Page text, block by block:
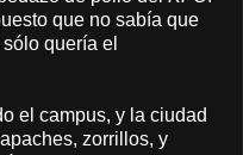
que no sabía que
quería el
el campus, y la ciudad
zorrillos, y